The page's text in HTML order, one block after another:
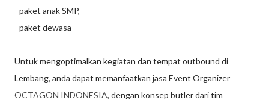
- paket anak SMP,
- paket dewasa
Untuk mengoptimalkan kegiatan dan tempat outbound di
Lembang, anda dapat memanfaatkan jasa Event Organizer
OCTAGON INDONESIA, dengan konsep butler dari tim